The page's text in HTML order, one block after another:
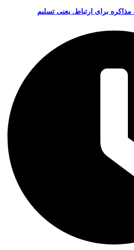
برای ارتباط. یعنی تسلیم